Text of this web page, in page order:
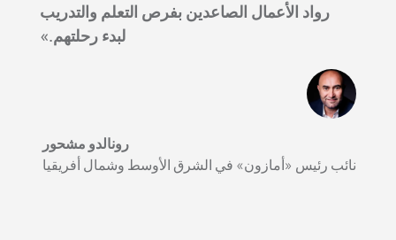
رواد الأعمال الصاعدين بفرص التعلم والتدريب
لبدء رحلتهم.»
رونالدو مشحور
نائب رئيس «أمازون» في الشرق الأوسط وشمال أفريقيا